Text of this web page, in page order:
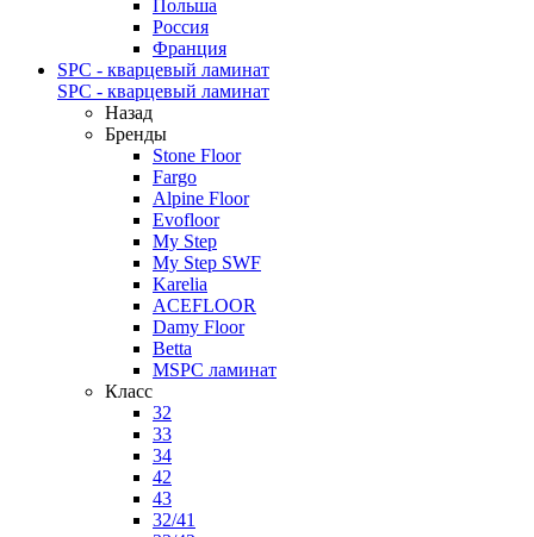
Польша
Россия
Франция
SPC - кварцевый ламинат
SPC - кварцевый ламинат
Назад
Бренды
Stone Floor
Fargo
Alpine Floor
Evofloor
My Step
My Step SWF
Karelia
ACEFLOOR
Damy Floor
Betta
MSPC ламинат
Класс
32
33
34
42
43
32/41